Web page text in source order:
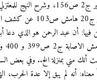
ومغازي الواقدي ج1 ص257، وملحق
أن عبد الرحمن هو الذي دعا
أنك مني بمنزلة الخ.. وفي بعض
أنه لم يبق إلا عدة